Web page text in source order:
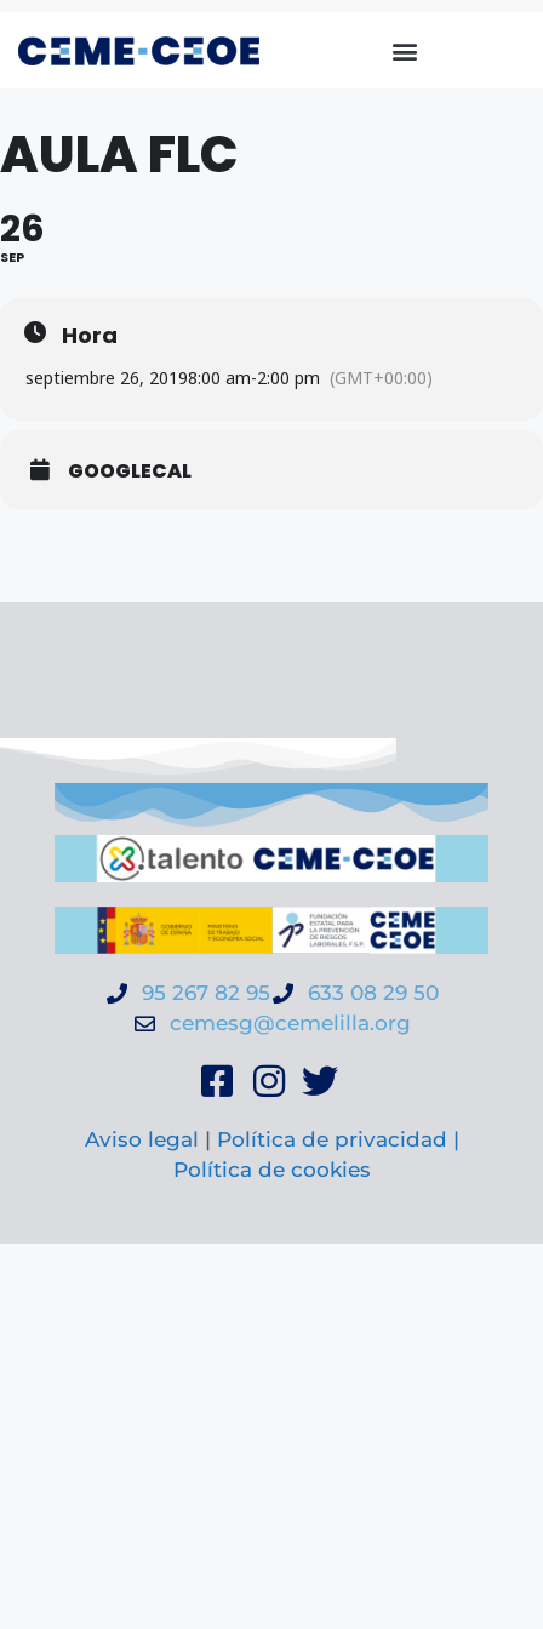
AULA FLC
26
SEP
Hora
septiembre 26, 20198:00 am-2:00 pm (GMT+00:00)
GOOGLECAL
95 267 82 95
633 08 29 50
cemesg@cemelilla.org
Aviso legal | Política de privacidad |
Política de cookies